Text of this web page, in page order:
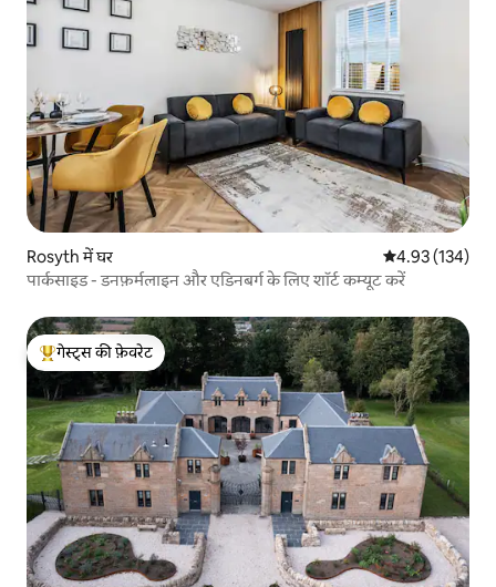
Rosyth में घर औसत रेटिंग 5 में से
4.93 (134)
पार्कसाइड - डनफ़र्मलाइन और एडिनबर्ग के लिए शॉर्ट कम्यूट करें
गेस्ट्स का टॉप फ़ेवरेट
गेस्ट्स की फ़ेवरेट